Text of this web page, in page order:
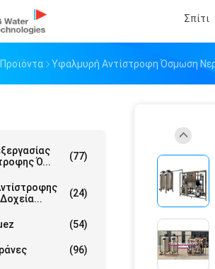
Σπίτι
Προϊόντα Υφαλμυρή Αντίστροφη Όσμωση
Ό...
(77)
(24)
(54)
(96)